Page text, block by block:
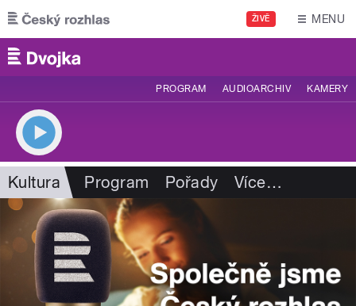
Přejít k hlavnímu obsahu
ŽIVĚ MENU
PROGRAM AUDIOARCHIV KAMERY
Kultura Program Pořady Více…